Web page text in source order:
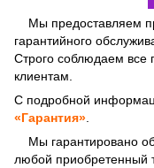
Мы предоставляем
гарантийного
Строго соблюдаем все
клиентам.
С подробной
«Гарантия»
Мы гарантировано
любой приобретенный